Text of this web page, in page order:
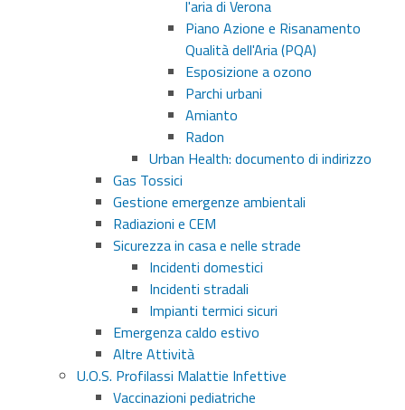
l'aria di Verona
Piano Azione e Risanamento
Qualità dell'Aria (PQA)
Esposizione a ozono
Parchi urbani
Amianto
Radon
Urban Health: documento di indirizzo
Gas Tossici
Gestione emergenze ambientali
Radiazioni e CEM
Sicurezza in casa e nelle strade
Incidenti domestici
Incidenti stradali
Impianti termici sicuri
Emergenza caldo estivo
Altre Attività
U.O.S. Profilassi Malattie Infettive
Vaccinazioni pediatriche